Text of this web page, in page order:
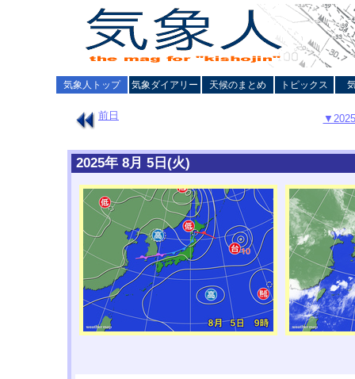
気象人トップ 気象ダイアリー 天候のまとめ トピックス
前日
2025年 8月 5日(火)